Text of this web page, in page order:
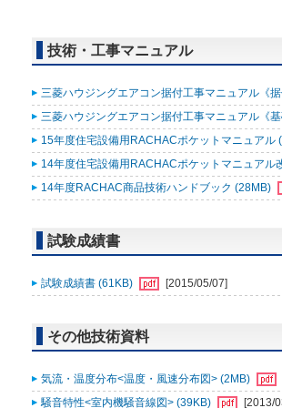
技術・工事マニュアル
三菱ハウジングエアコン据付工事マニュアル《
三菱ハウジングエアコン据付工事マニュアル《
15年度住宅設備用RACHACポケットマニュアル
14年度住宅設備用RACHACポケットマニュアル
14年度RACHAC商品技術ハンドブック (28MB)
試験成績書
試験成績書 (61KB) [2015/05/07]
その他技術資料
気流・温度分布<温度・風速分布図> (2MB)
騒音特性<室内機騒音線図> (39KB)
[2013/